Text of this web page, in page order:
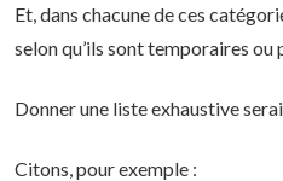
Et, dans chacune de ces
selon qu’ils sont temporaires ou
Donner une liste exhaustive
Citons, pour exemple :